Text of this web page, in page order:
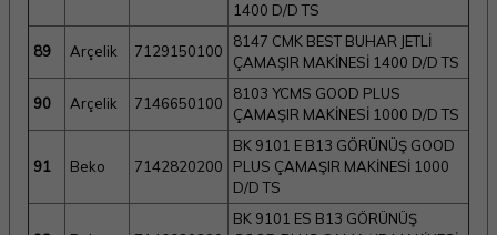
1400 D/D TS
89 Arçelik 7129150100
8147 CMK BEST BUHAR JETLİ
ÇAMAŞIR MAKİNESİ 1400 D/D TS
90 Arçelik 7146650100
8103 YCMS GOOD PLUS
ÇAMAŞIR MAKİNESİ 1000 D/D TS
91 Beko 7142820200
BK 9101 E B13 GÖRÜNÜŞ GOOD
PLUS ÇAMAŞIR MAKİNESİ 1000
D/D TS
BK 9101 ES B13 GÖRÜNÜŞ